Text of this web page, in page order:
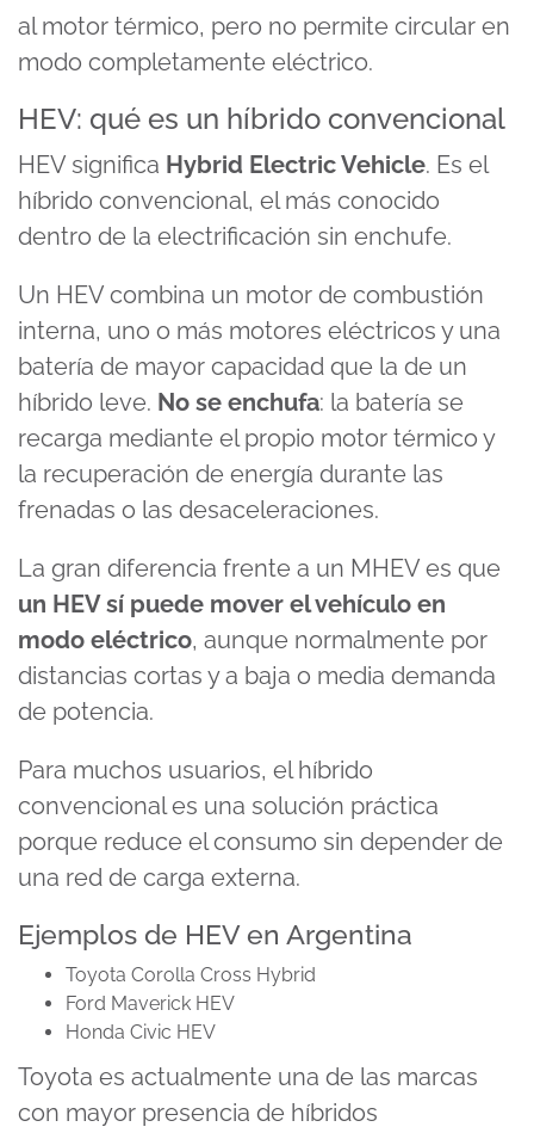
al motor térmico, pero no permite circular en
modo completamente eléctrico.
HEV: qué es un híbrido convencional
HEV significa Hybrid Electric Vehicle. Es el
híbrido convencional, el más conocido
dentro de la electrificación sin enchufe.
Un HEV combina un motor de combustión
interna, uno o más motores eléctricos y una
batería de mayor capacidad que la de un
híbrido leve. No se enchufa: la batería se
recarga mediante el propio motor térmico y
la recuperación de energía durante las
frenadas o las desaceleraciones.
La gran diferencia frente a un MHEV es que
un HEV sí puede mover el vehículo en
modo eléctrico, aunque normalmente por
distancias cortas y a baja o media demanda
de potencia.
Para muchos usuarios, el híbrido
convencional es una solución práctica
porque reduce el consumo sin depender de
una red de carga externa.
Ejemplos de HEV en Argentina
Toyota Corolla Cross Hybrid
Ford Maverick HEV
Honda Civic HEV
Toyota es actualmente una de las marcas
con mayor presencia de híbridos